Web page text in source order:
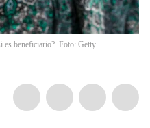
es beneficiario?. Foto: Getty